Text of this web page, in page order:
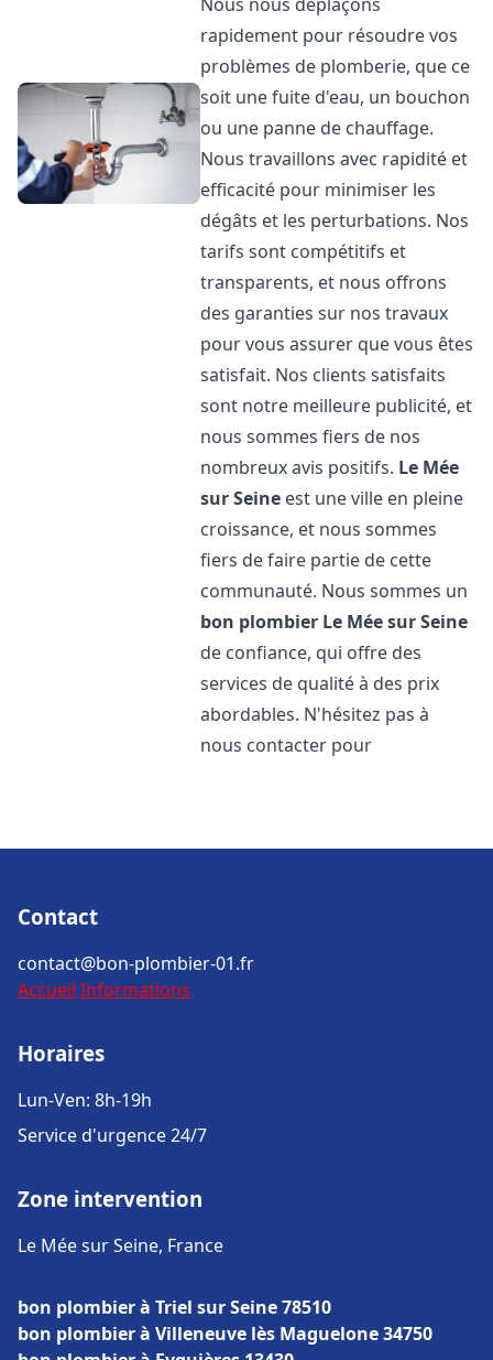
rapidement pour résoudre vos
problèmes de plomberie, que ce
soit une fuite d'eau, un bouchon
ou une panne de chauffage.
Nous travaillons avec rapidité et
efficacité pour minimiser les
dégâts et les perturbations. Nos
tarifs sont compétitifs et
transparents, et nous offrons
des garanties sur nos travaux
pour vous assurer que vous êtes
satisfait. Nos clients satisfaits
sont notre meilleure publicité, et
nous sommes fiers de nos
nombreux avis positifs. Le Mée
sur Seine est une ville en pleine
croissance, et nous sommes
fiers de faire partie de cette
communauté. Nous sommes un
bon plombier Le Mée sur Seine
de confiance, qui offre des
services de qualité à des prix
abordables. N'hésitez pas à
nous contacter pour
Contact
contact@bon-plombier-01.fr
Accueil Informations
Horaires
Lun-Ven: 8h-19h
Service d'urgence 24/7
Zone intervention
Le Mée sur Seine, France
bon plombier à Triel sur Seine 78510
bon plombier à Villeneuve lès Maguelone 34750